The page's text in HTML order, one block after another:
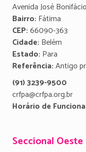
Avenida José
Bairro: Fátima
CEP:66090-363
Cidade: Belém
Estado: Para
Referência:Antigo
(91) 3239-9500
crfpa@crfpa.org.br
Horário de
Seccional Oeste